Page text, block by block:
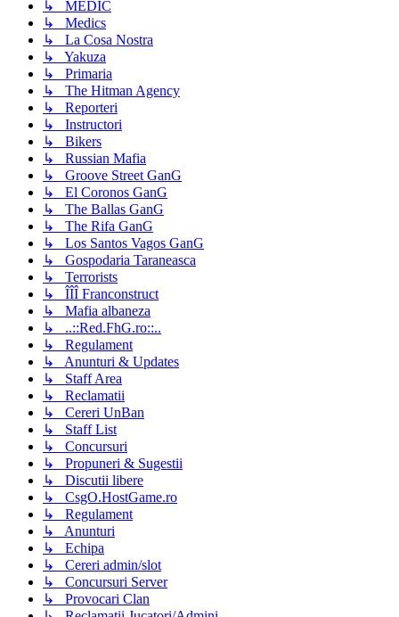
↳ MEDIC
↳ Medics
↳ La Cosa Nostra
↳ Yakuza
↳ Primaria
↳ The Hitman Agency
↳ Reporteri
↳ Instructori
↳ Bikers
↳ Russian Mafia
↳ Groove Street GanG
↳ El Coronos GanG
↳ The Ballas GanG
↳ The Rifa GanG
↳ Los Santos Vagos GanG
↳ Gospodaria Taraneasca
↳ Terrorists
↳ ÎÎÎ Franconstruct
↳ Mafia albaneza
↳ ..::Red.FhG.ro::..
↳ Regulament
↳ Anunturi & Updates
↳ Staff Area
↳ Reclamatii
↳ Cereri UnBan
↳ Staff List
↳ Concursuri
↳ Propuneri & Sugestii
↳ Discutii libere
↳ CsgO.HostGame.ro
↳ Regulament
↳ Anunturi
↳ Echipa
↳ Cereri admin/slot
↳ Concursuri Server
↳ Provocari Clan